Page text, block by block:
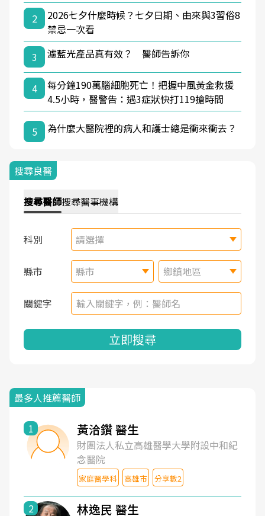
2
2026七夕什麼時候？七夕日期、由來與3習俗8
禁忌一次看
3
濾藍光產品真有效？ 醫師告訴你
4
每分鐘190萬腦細胞死亡！把握中風黃金救援
4.5小時，醫警告：遇3症狀快打119搶時間
5 為什麼大醫院裡的病人和護士總是衝來衝去？
搜尋良醫
搜尋醫師搜尋醫事機構
科別 請選擇
縣市 縣市 鄉鎮地區
關鍵字
立即搜尋
最多人推薦醫師
1 黃洽鑽 醫生
財團法人私立高雄醫學大學附設中和紀
念醫院
家庭醫學科 高雄市 分享數2
2 林逸民 醫生